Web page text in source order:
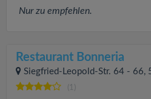
Nur zu empfehlen.
Restaurant Bonneria
Siegfried-Leopold-Str. 64 - 66,
(1)